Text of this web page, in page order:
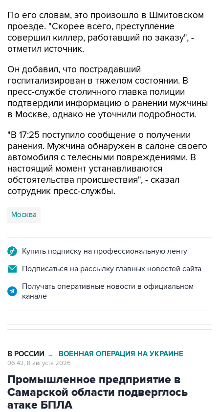
совершил киллер, работавший по заказу", -
отметил источник.
Он добавил, что пострадавший
пресс-службе столичного главка полиции
подтвердили информацию о ранении мужчины
в Москве, однако не уточнили подробности.
"В 17:25 поступило сообщение о получении
автомобиля с телесными повреждениями. В
настоящий момент устанавливаются
обстоятельства происшествия", - сказал
сотрудник пресс-службы.
Москва
Подписаться на рассылку главных новостей сайта
Получать оперативные новости в официальном
Промышленное предприятие в
Самарской области подверглось
атаке БПЛА
Москва. 8 августа. INTERFAX.RU - Губернатор